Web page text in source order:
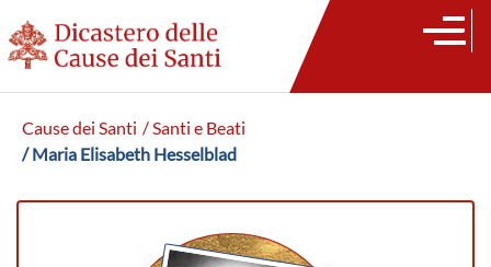
Cause dei Santi / Santi e Beati
/ Maria Elisabeth Hesselblad